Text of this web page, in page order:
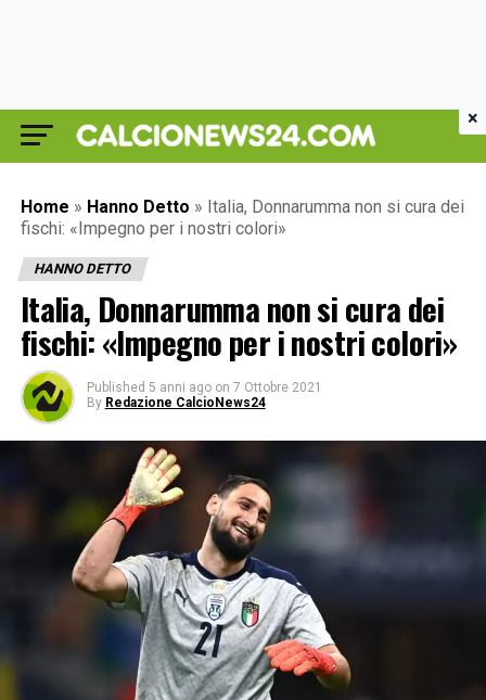
Home » Hanno Detto » Italia, Donnarumma non si cura dei
fischi: «Impegno per i nostri colori»
HANNO DETTO
Italia, Donnarumma non si cura dei
fischi: «Impegno per i nostri colori»
Published 5 anni ago on 7 Ottobre 2021
By Redazione CalcioNews24
×